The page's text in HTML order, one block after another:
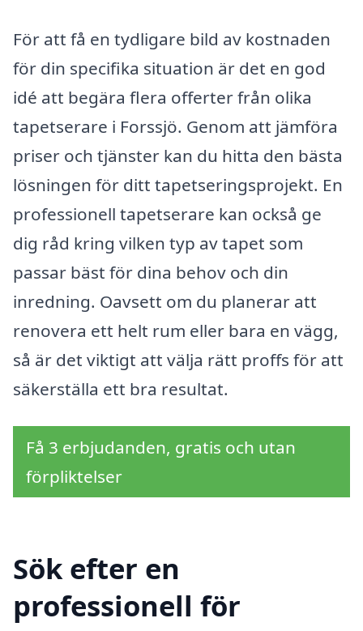
För att få en tydligare bild av kostnaden
för din specifika situation är det en god
idé att begära flera offerter från olika
tapetserare i Forssjö. Genom att jämföra
priser och tjänster kan du hitta den bästa
lösningen för ditt tapetseringsprojekt. En
professionell tapetserare kan också ge
dig råd kring vilken typ av tapet som
passar bäst för dina behov och din
inredning. Oavsett om du planerar att
renovera ett helt rum eller bara en vägg,
så är det viktigt att välja rätt proffs för att
säkerställa ett bra resultat.
Få 3 erbjudanden, gratis och utan
förpliktelser
Sök efter en
professionell för